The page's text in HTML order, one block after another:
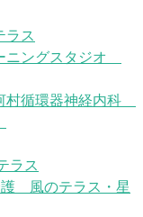
ス
ニングスタジオ
村循環器神経内科
ラス
護 風のテラス・星